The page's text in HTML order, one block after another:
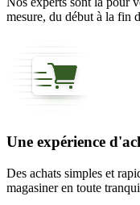
mesure, du début à la fin
Une expérience
Des achats simples et
magasiner en toute